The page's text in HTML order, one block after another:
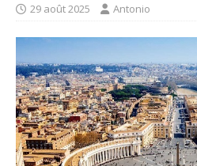
29 août 2025 Antonio